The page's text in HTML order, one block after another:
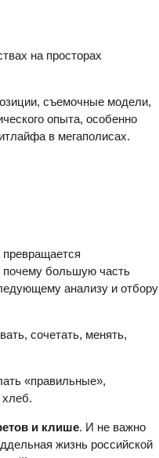
на просторах
съемочные модели,
опыта, особенно
в мегаполисах.
почему большую часть
анализу и отбору
сочетать, менять,
«правильные»,
и клише. И не важно
жизнь российской